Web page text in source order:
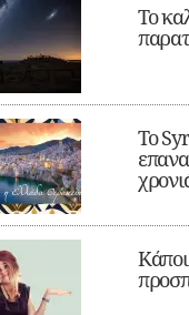
Το
Το